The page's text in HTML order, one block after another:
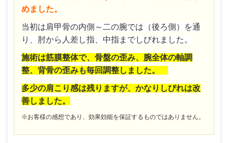
めました。
当初は肩甲骨の内側～二の腕では（後ろ側）を通
り、肘から人差し指、中指までしびれました。
施術は筋膜整体で、骨盤の歪み、腕全体の軸調
整、背骨の歪みも毎回調整しました。
多少の肩こり感は残りますが、かなりしびれは改
善しました。
※お客様の感想であり、効果効能を保証するものではありません。